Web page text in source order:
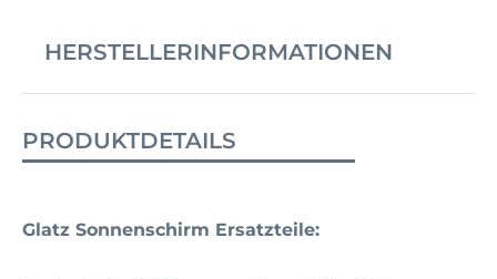
HERSTELLERINFORMATIONEN
PRODUKTDETAILS
Glatz Sonnenschirm Ersatzteile: